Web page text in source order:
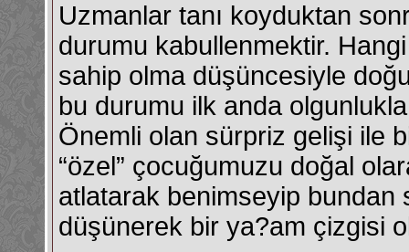
Uzmanlar tanı koyduktan
durumu kabullenmektir.
sahip olma düşüncesiyle
bu durumu ilk anda
Önemli olan sürpriz gelişi ile
“özel” çocuğumuzu doğal
atlatarak benimseyip bundan
düşünerek bir ya?am çizgisi